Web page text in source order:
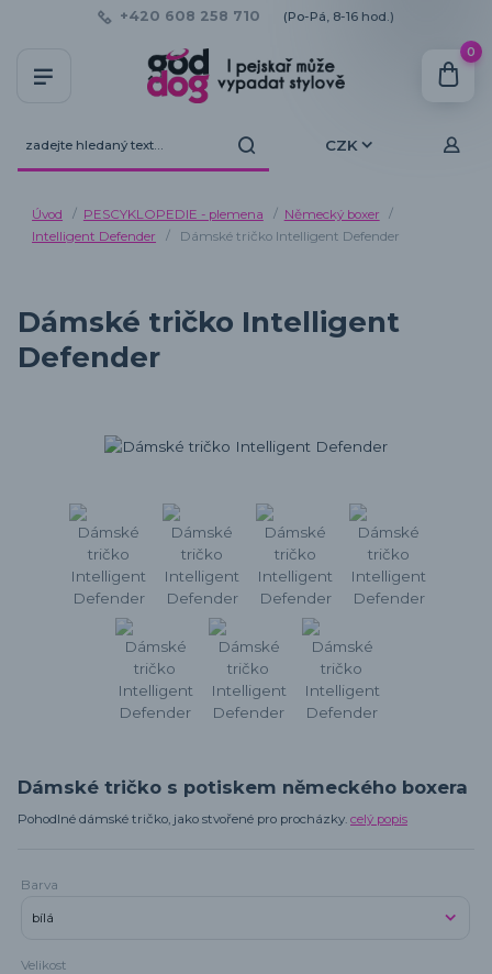
CZK
+420 608 258 710 (Po-Pá, 8-16 hod.)
0
Úvod PESCYKLOPEDIE - plemena
Německý boxer
Intelligent Defender
Dámské tričko Intelligent Defender
Dámské tričko Intelligent
Defender
Dámské tričko s potiskem německého boxera
Pohodlné dámské tričko, jako stvořené pro procházky. celý popis
Barva
Velikost